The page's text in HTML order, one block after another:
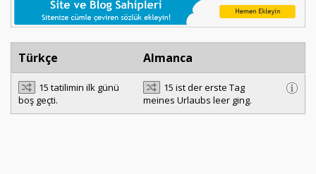
Türkçe Almanca
15 tatilimin ilk günü
boş geçti.
15 ist der erste Tag
meines Urlaubs leer ging.